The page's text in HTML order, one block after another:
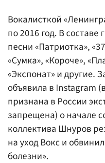
Вокалисткой
по 2016 год. В
песни «Патриотка»,
«Сумка», «Короче»,
«Экспонат» и другие.
объявила в Instagram
признана в России
запрещена) о начале
коллектива Шнуров
на уход Вокс и
болезни».